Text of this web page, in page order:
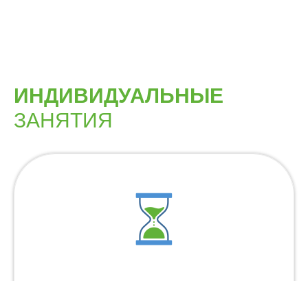
ИНДИВИДУАЛЬНЫЕ
ЗАНЯТИЯ